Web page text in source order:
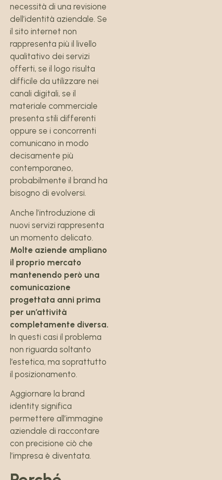
necessità di una revisione
dell’identità aziendale. Se
il sito internet non
rappresenta più il livello
qualitativo dei servizi
offerti, se il logo risulta
difficile da utilizzare nei
canali digitali, se il
materiale commerciale
presenta stili differenti
oppure se i concorrenti
comunicano in modo
decisamente più
contemporaneo,
probabilmente il brand ha
bisogno di evolversi.
Anche l’introduzione di
nuovi servizi rappresenta
un momento delicato.
Molte aziende ampliano
il proprio mercato
mantenendo però una
comunicazione
progettata anni prima
per un’attività
completamente diversa.
In questi casi il problema
non riguarda soltanto
l’estetica, ma soprattutto
il posizionamento.
Aggiornare la brand
identity significa
permettere all’immagine
aziendale di raccontare
con precisione ciò che
l’impresa è diventata.